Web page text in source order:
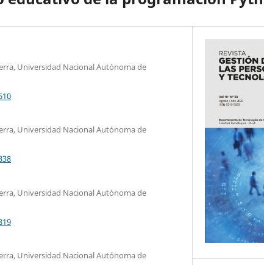
Universidad Nacional Autónoma de
Universidad Nacional Autónoma de
Universidad Nacional Autónoma de
Universidad Nacional Autónoma de